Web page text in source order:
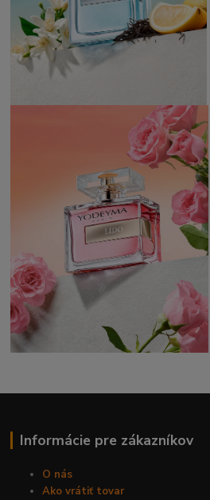
Informácie pre zákazníkov
O nás
Ako vrátiť tovar